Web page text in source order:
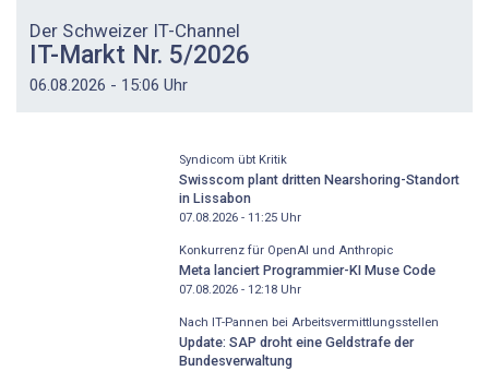
Der Schweizer IT-Channel
IT-Markt Nr. 5/2026
06.08.2026 - 15:06 Uhr
Syndicom übt Kritik
Swisscom plant dritten Nearshoring-Standort
in Lissabon
07.08.2026 - 11:25Uhr
Konkurrenz für OpenAI und Anthropic
Meta lanciert Programmier-KI Muse Code
07.08.2026 - 12:18Uhr
Nach IT-Pannen bei Arbeitsvermittlungsstellen
Update: SAP droht eine Geldstrafe der
Bundesverwaltung